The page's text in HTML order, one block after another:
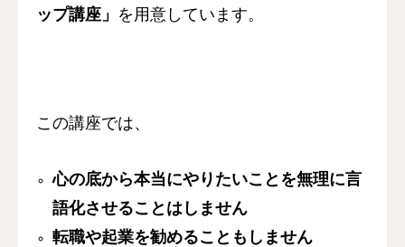
ップ講座」 を用意しています。
この講座では、
心の底から本当にやりたいことを無理に言
語化させることはしません
転職や起業を勧めることもしません